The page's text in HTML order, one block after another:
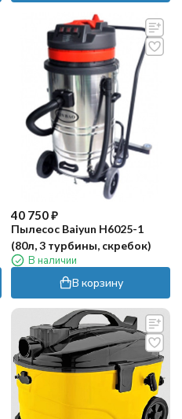
40 750₽
Пылесос Baiyun Н6025-1
(80л, 3 турбины, скребок)
В наличии
В корзину